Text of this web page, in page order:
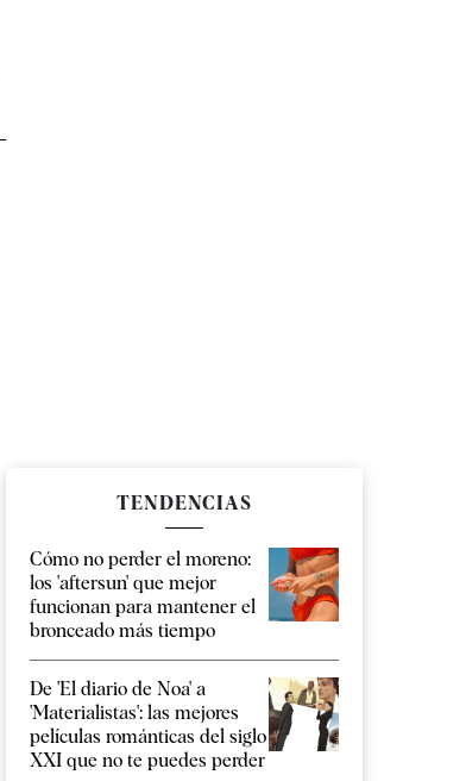
TENDENCIAS
Cómo no perder el moreno:
los 'aftersun' que mejor
funcionan para mantener el
bronceado más tiempo
De 'El diario de Noa' a
'Materialistas': las mejores
películas románticas del siglo
XXI que no te puedes perder